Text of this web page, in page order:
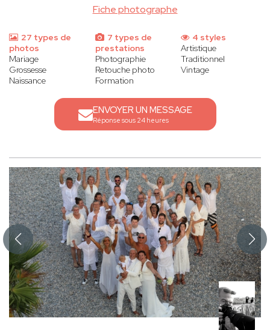
Fiche photographe
27 types de
photos
Mariage
Grossesse
Naissance
7 types de
prestations
Photographie
Retouche photo
Formation
4 styles
Artistique
Traditionnel
Vintage
ENVOYER UN MESSAGE
Réponse sous 24 heures